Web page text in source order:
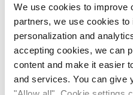
We use cookies to improve
partners, we use cookies
personalization and
accepting cookies, we can
content and make it easier
and services. You can give